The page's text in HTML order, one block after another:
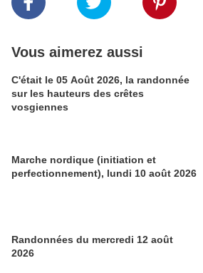
Vous aimerez aussi
C'était le 05 Août 2026, la randonnée
sur les hauteurs des crêtes
vosgiennes
Marche nordique (initiation et
perfectionnement), lundi 10 août 2026
Randonnées du mercredi 12 août
2026